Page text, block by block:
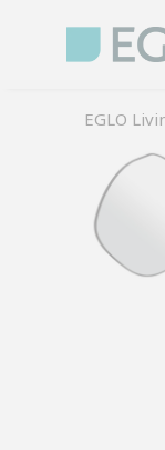
EGLO